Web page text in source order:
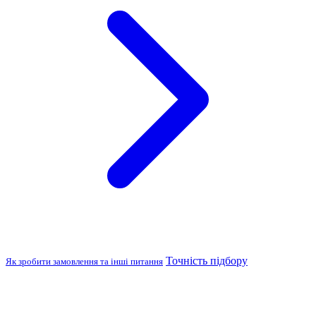
Як зробити замовлення та інші питання Точність підбору